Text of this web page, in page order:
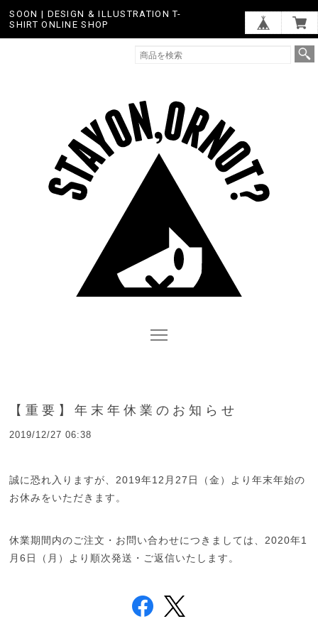
SOON | DESIGN & ILLUSTRATION T-
SHIRT ONLINE SHOP
【重要】年末年休業のお知らせ
2019/12/27 06:38
誠に恐れ入りますが、2019年12月27日（金）より年末年始の
お休みをいただきます。
休業期間内のご注文・お問い合わせにつきましては、2020年1
月6日（月）より順次発送・ご返信いたします。